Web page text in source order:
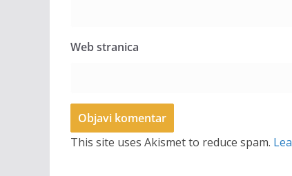
Web stranica
This site uses Akismet to reduce spam.